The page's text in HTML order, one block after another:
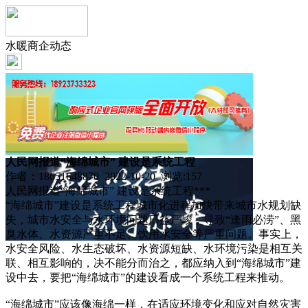
水暖商企动态
人民网报道“海绵城市” 建设是系统工程
作者：18651648870 2022-10-20 浏览:157
人民网报道“海绵城市” 建设是系统工程***
“海绵城市”建设是系统工程城市化进程加快带来城市水规划缺
失，城市水安全与水环境问题日益严峻，导致“逢雨必涝”、黑
臭水体、水资源严重不足、饮用水安全等严重问题。事实上，
水安全风险、水生态破坏、水资源短缺、水环境污染是相互关
联、相互影响的，决不能分而治之，都应纳入到“海绵城市”建
设中去，要把“海绵城市”的建设看成一个系统工程来推动。
“海绵城市”应该像海绵一样，在适应环境变化和应对自然灾害